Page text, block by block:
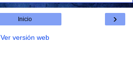
›
Inicio
Ver versión web